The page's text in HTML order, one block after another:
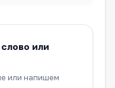
или
или напишем